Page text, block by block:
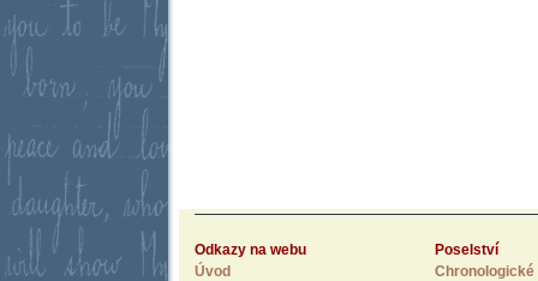
Odkazy na webu
Úvod
Poselství
Chronologické